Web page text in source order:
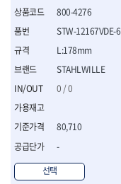
- 기타
- 방폭연결대
- 방폭니퍼
- 방폭펜치
- 방폭플라이어
- 방폭스패너
- 방폭비트소켓
- 방폭아답타
- 방폭T렌치
800-4276
STAHLWILLE
0 / 0
80,710
-
선택
STW-12167VDE-6
L:178mm